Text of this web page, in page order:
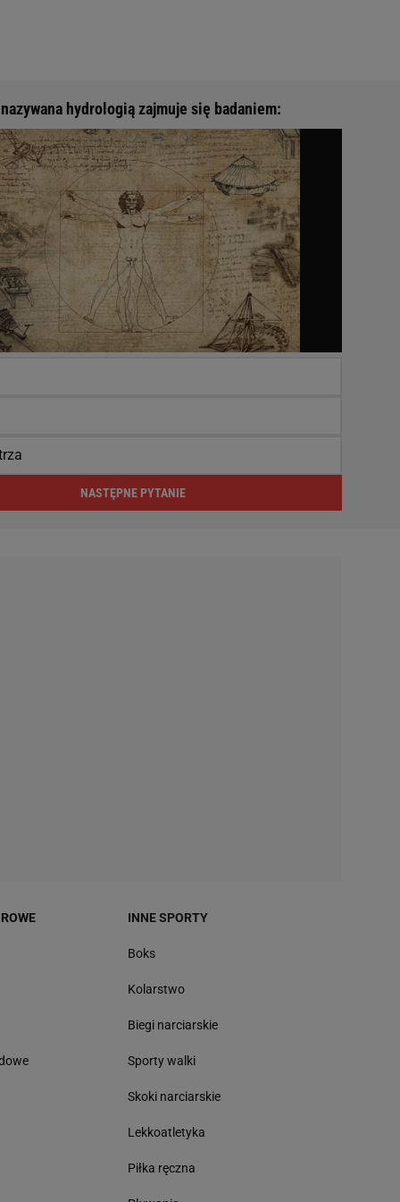
hydrologią zajmuje się badaniem:
NASTĘPNE PYTANIE
INNE SPORTY
Boks
Kolarstwo
Biegi narciarskie
Sporty walki
Skoki narciarskie
Lekkoatletyka
Piłka ręczna